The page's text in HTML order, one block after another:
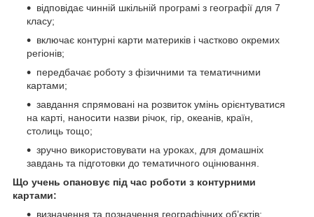
відповідає чинній шкільній програмі з географії для 7
класу;
включає контурні карти материків і частково окремих
регіонів;
передбачає роботу з фізичними та тематичними
картами;
завдання спрямовані на розвиток умінь орієнтуватися
на карті, наносити назви річок, гір, океанів, країн,
столиць тощо;
зручно використовувати на уроках, для домашніх
завдань та підготовки до тематичного оцінювання.
Що учень опановує під час роботи з контурними
картами:
визначення та позначення географічних об’єктів;